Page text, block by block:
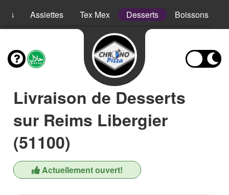
Assiettes Tex Mex Desserts Boissons
Livraison de Desserts
sur Reims Libergier
(51100)
Actuellement ouvert!